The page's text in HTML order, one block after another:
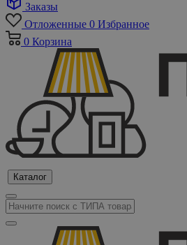
Заказы
Отложенные 0 Избранное
0 Корзина
Каталог